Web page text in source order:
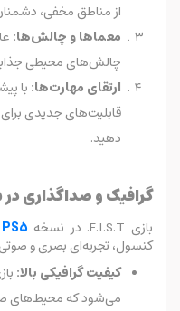
از مناطق مخفی،
معماها و چالش‌ها:
چالش‌های محیطی
ارتقای مهارت‌ها: با
قابلیت‌های جدیدی برای
دهید.
گرافیک و صداگذاری در PS5
بازی F.I.S.T. در نسخه
کنسول، تجربه‌ای بصری و
کیفیت گرافیکی بالا: